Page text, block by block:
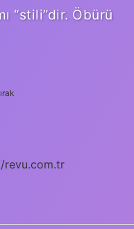
“stili”dir. Öbürü
revu.com.tr